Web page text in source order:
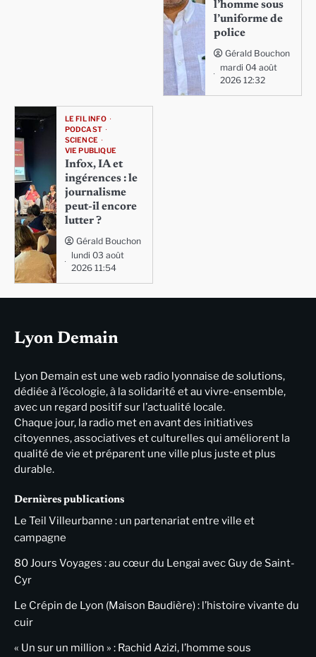
l’homme sous
l’uniforme de
police
Gérald Bouchon
mardi 04 août
2026 12:32
LE FIL INFO
PODCAST
SCIENCE
VIE PUBLIQUE
Infox, IA et
ingérences : le
journalisme
peut-il encore
lutter ?
Gérald Bouchon
lundi 03 août
2026 11:54
Lyon Demain
Lyon Demain est une web radio lyonnaise de solutions,
dédiée à l’écologie, à la solidarité et au vivre-ensemble,
avec un regard positif sur l’actualité locale.
Chaque jour, la radio met en avant des initiatives
citoyennes, associatives et culturelles qui améliorent la
qualité de vie et préparent une ville plus juste et plus
durable.
Dernières publications
Le Teil Villeurbanne : un partenariat entre ville et
campagne
80 Jours Voyages : au cœur du Lengai avec Guy de Saint-
Cyr
Le Crépin de Lyon (Maison Baudière) : l’histoire vivante du
cuir
« Un sur un million » : Rachid Azizi, l’homme sous